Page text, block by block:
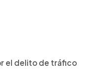
el delito de tráfico